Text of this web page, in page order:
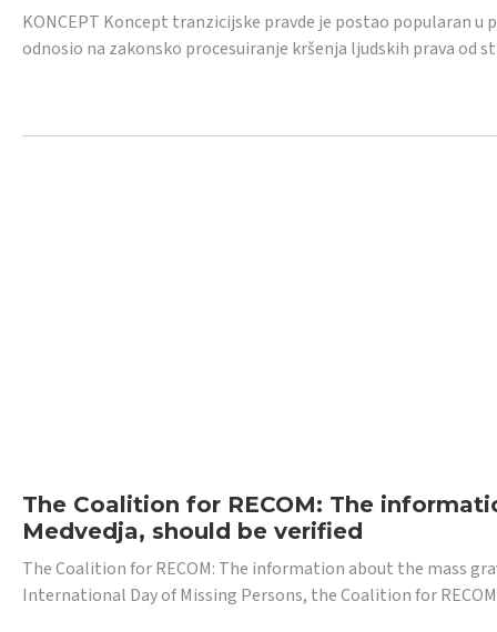
KONCEPT Koncept tranzicijske pravde je postao popularan
odnosio na zakonsko procesuiranje kršenja ljudskih prava
The Coalition for RECOM: The
Medvedja, should be verified
The Coalition for RECOM: The information about the mass
International Day of Missing Persons, the Coalition for